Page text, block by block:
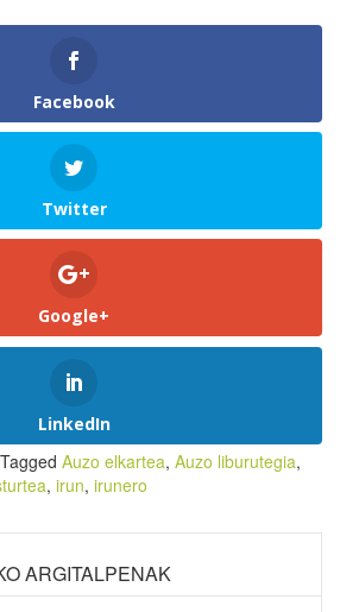
Facebook
Twitter
Google+
LinkedIn
Tagged Auzo elkartea, Auzo liburutegia,
, irun, irunero
ARGITALPENAK